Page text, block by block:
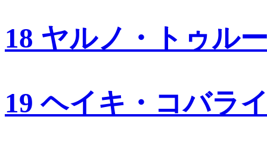
18 ヤルノ・トゥル
19 ヘイキ・コバラ